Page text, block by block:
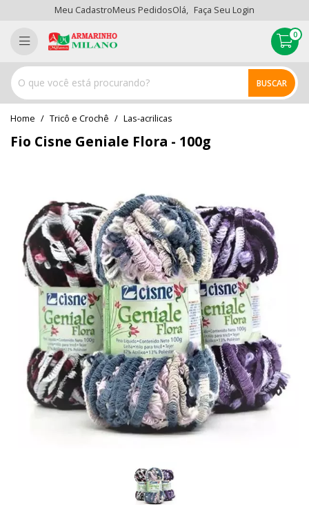
Meu CadastroMeus PedidosOlá, Faça Seu Login
BUSCAR
0
home Tricô e Crochê las-acrilicas
Fio Cisne Geniale Flora - 100g